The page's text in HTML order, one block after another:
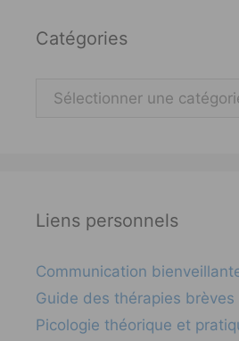
Catégories
Catégories
Liens personnels
Communication
Guide des thérapies brèves
Picologie théorique et